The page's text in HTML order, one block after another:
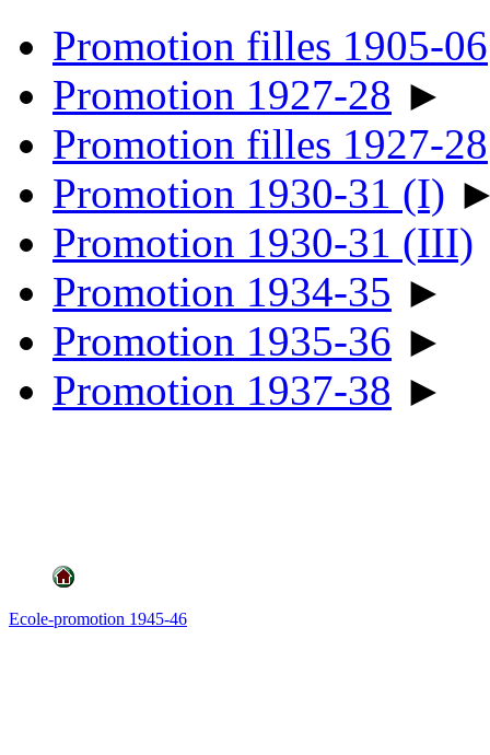
Promotion filles 1905-06
Promotion 1927-28 ►
Promotion filles 1927-28
Promotion 1930-31 (I)
Promotion 1930-31 (III)
Promotion 1934-35 ►
Promotion 1935-36 ►
Promotion 1937-38 ►
Ecole-promotion 1945-46